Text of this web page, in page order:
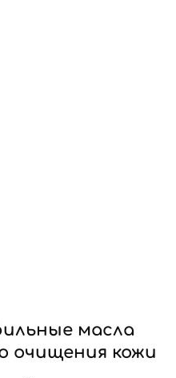
масла
очищения кожи